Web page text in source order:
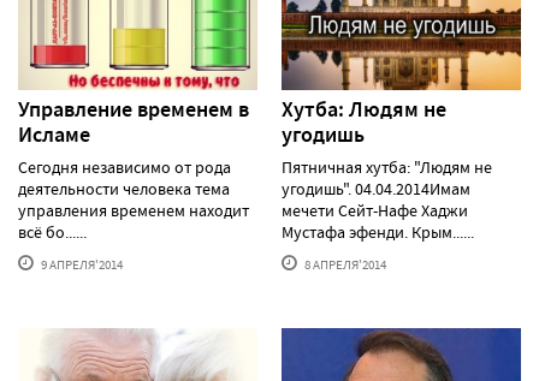
Управление временем в
Исламе
Сегодня независимо от рода
деятельности человека тема
управления временем находит
всё бо......
9 АПРЕЛЯ'2014
Хутба: Людям не
угодишь
Пятничная хутба: "Людям не
угодишь". 04.04.2014Имам
мечети Сейт-Нафе Хаджи
Мустафа эфенди. Крым......
8 АПРЕЛЯ'2014